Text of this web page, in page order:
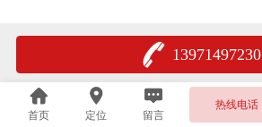
13971497230
首页 定位 留言
热线电话